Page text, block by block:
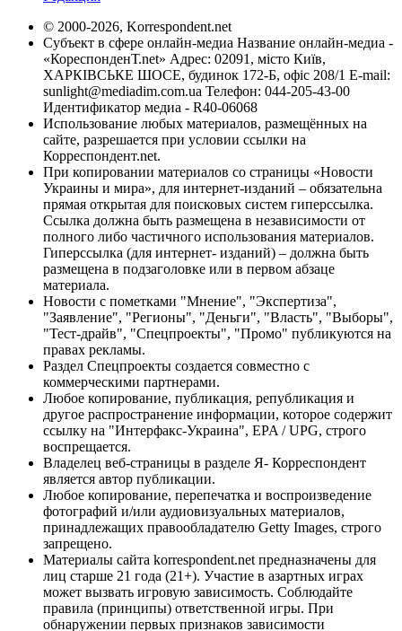
© 2000-2026, Korrespondent.net
Субъект в сфере онлайн-медиа Название онлайн-медиа -
«КореспонденТ.net» Адрес: 02091, місто Київ,
ХАРКІВСЬКЕ ШОСЕ, будинок 172-Б, офіс 208/1 E-mail:
sunlight@mediadim.com.ua Телефон: 044-205-43-00
Идентификатор медиа - R40-06068
Использование любых материалов, размещённых на
сайте, разрешается при условии ссылки на
Корреспондент.net.
При копировании материалов со страницы «Новости
Украины и мира», для интернет-изданий – обязательна
прямая открытая для поисковых систем гиперссылка.
Ссылка должна быть размещена в независимости от
полного либо частичного использования материалов.
Гиперссылка (для интернет- изданий) – должна быть
размещена в подзаголовке или в первом абзаце
материала.
Новости с пометками "Мнение", "Экспертиза",
"Заявление", "Регионы", "Деньги", "Власть", "Выборы",
"Тест-драйв", "Спецпроекты", "Промо" публикуются на
правах рекламы.
Раздел Спецпроекты создается совместно с
коммерческими партнерами.
Любое копирование, публикация, републикация и
другое распространение информации, которое содержит
ссылку на "Интерфакс-Украина", EPA / UPG, строго
воспрещается.
Владелец веб-страницы в разделе Я- Корреспондент
является автор публикации.
Любое копирование, перепечатка и воспроизведение
фотографий и/или аудиовизуальных материалов,
принадлежащих правообладателю Getty Images, строго
запрещено.
Материалы сайта korrespondent.net предназначены для
лиц старше 21 года (21+). Участие в азартных играх
может вызвать игровую зависимость. Соблюдайте
правила (принципы) ответственной игры. При
обнаружении первых признаков зависимости